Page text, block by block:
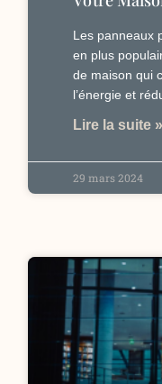
Les panneaux
en plus
de maison qui
l’énergie et
Lire la suite »
29 mars 2024